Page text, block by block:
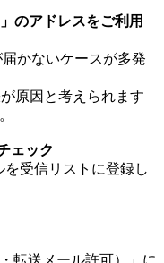
のアドレスをご利用
かないケースが多発
原因と考えられます
ェック
を受信リストに登録し
転送メール許可）」に